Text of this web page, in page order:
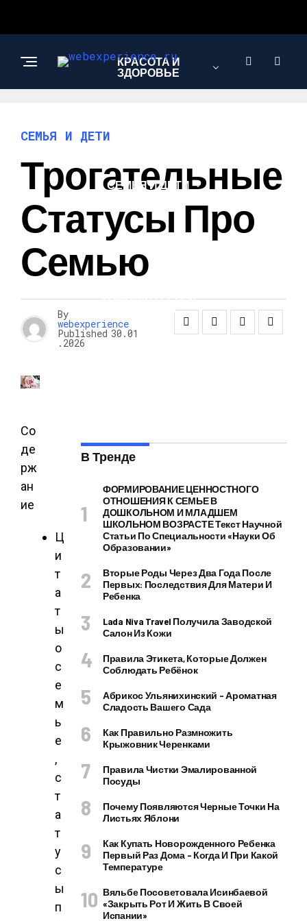
КРАСОТА И
ЗДОРОВЬЕ
САД И ОГОРОД
СЕМЬЯ И ДЕТИ
КОМПЬЮТЕРЫ И
ГАДЖЕТЫ
СЕМЬЯ И ДЕТИ
Трогательные
Статусы Про
Семью
By
webexperience
Published 30.01
.2026
Со
де
рж
ан
ие
Ц
и
т
а
т
ы
о
с
е
м
ь
е
,
с
т
а
т
у
с
ы
п
В Тренде
ФОРМИРОВАНИЕ ЦЕННОСТНОГО
ОТНОШЕНИЯ К СЕМЬЕ В
ДОШКОЛЬНОМ И МЛАДШЕМ
ШКОЛЬНОМ ВОЗРАСТЕ Текст Научной
Статьи По Специальности «Науки Об
Образовании»
Вторые Роды Через Два Года После
Первых: Последствия Для Матери И
Ребенка
Lada Niva Travel Получила Заводской
Салон Из Кожи
Правила Этикета, Которые Должен
Соблюдать Ребёнок
Абрикос Ульянихинский – Ароматная
Сладость Вашего Сада
Как Правильно Размножить
Крыжовник Черенками
Правила Чистки Эмалированной
Посуды
Почему Появляются Черные Точки На
Листьях Яблони
Как Купать Новорожденного Ребенка
Первый Раз Дома – Когда И При Какой
Температуре
Вяльбе Посоветовала Исинбаевой
«закрыть Рот И Жить В Своей
Испании»